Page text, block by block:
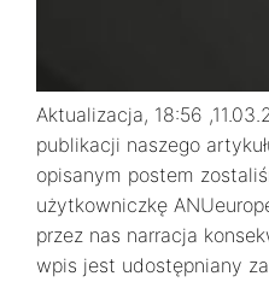
Aktualizacja, 18:56
publikacji naszego
opisanym postem
użytkowniczkę
przez nas narracja
wpis jest udostępniany